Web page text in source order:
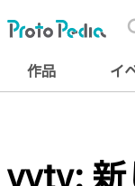
作品 イ